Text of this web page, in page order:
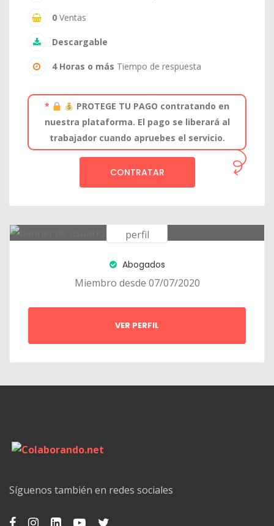
0 Ventas
Descargable
4 Horas o más Tiempo de respuesta
*
PROTEGE TU PAGO contratando en
nuestra plataforma. El pago se liberará al
trabajador cuando apruebes el servicio.
CONTRATAR
Abogados
Miembro desde 07/07/2020
VER PERFIL
Síguenos también en redes sociales